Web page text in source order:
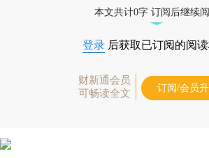
本文共计0字 订阅后继续
登录 后获取已订阅的阅
财新通会员
可畅读全文
订阅/会员